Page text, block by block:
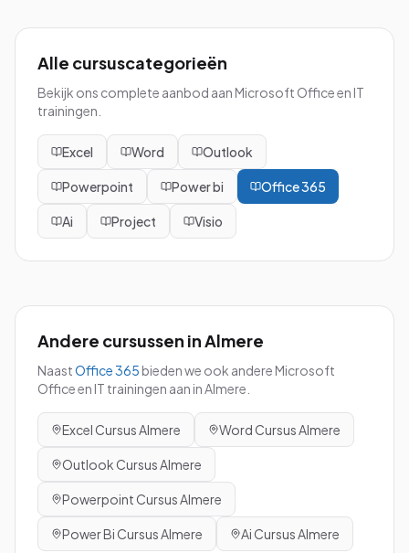
Alle cursuscategorieën
Bekijk ons complete aanbod aan Microsoft Office en IT
trainingen.
Excel Word Outlook
Powerpoint Power bi Office 365
Ai Project Visio
Andere cursussen inAlmere
NaastOffice 365 bieden we ook andere Microsoft
Office en IT trainingen aan inAlmere
ExcelCursusAlmere WordCursusAlmere
OutlookCursusAlmere
PowerpointCursusAlmere
Power BiCursusAlmere AiCursusAlmere